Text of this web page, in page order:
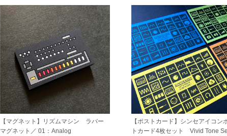
【マグネット】リズムマシン ラバー
マグネット／ 01：Analog
【ポストカード】シンセアイコン
トカード4枚セット Vivid Tone